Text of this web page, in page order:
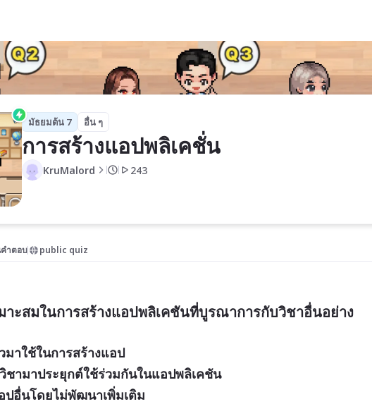
มัธยมต้น 7 อื่น ๆ
การสร้างแอปพลิเคชั่น
KruMalord 243
ำตอบ public quiz
าะสมในการสร้างแอปพลิเคชันที่บูรณาการกับวิชาอื่นอย่าง
มาใช้ในการสร้างแอป
ชามาประยุกต์ใช้ร่วมกันในแอปพลิเคชัน
ปอื่นโดยไม่พัฒนาเพิ่มเติม